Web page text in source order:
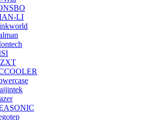
LI